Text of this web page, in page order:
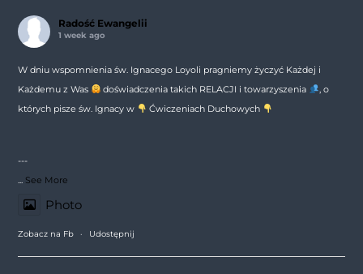
Radość Ewangelii
1 week ago
W dniu wspomnienia św. Ignacego Loyoli pragniemy życzyć Każdej i
Każdemu z Was
doświadczenia takich RELACJI i towarzyszenia
, o
których pisze św. Ignacy w
Ćwiczeniach Duchowych
---
... See More
Photo
Zobacz na Fb · Udostępnij